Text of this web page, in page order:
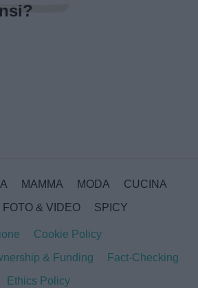
MAMMA MODA
CUCINA
FOTO & VIDEO SPICY
Cookie Policy
& Funding
Fact-Checking
Ethics Policy